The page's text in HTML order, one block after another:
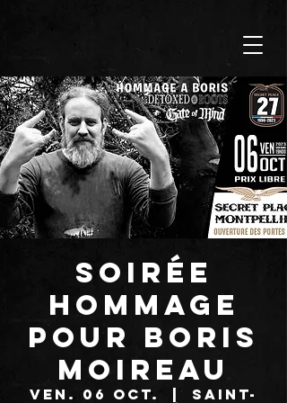
Soirée
Hommage
pour Boris
Moireau
ven. 06 oct.
  |
Saint-